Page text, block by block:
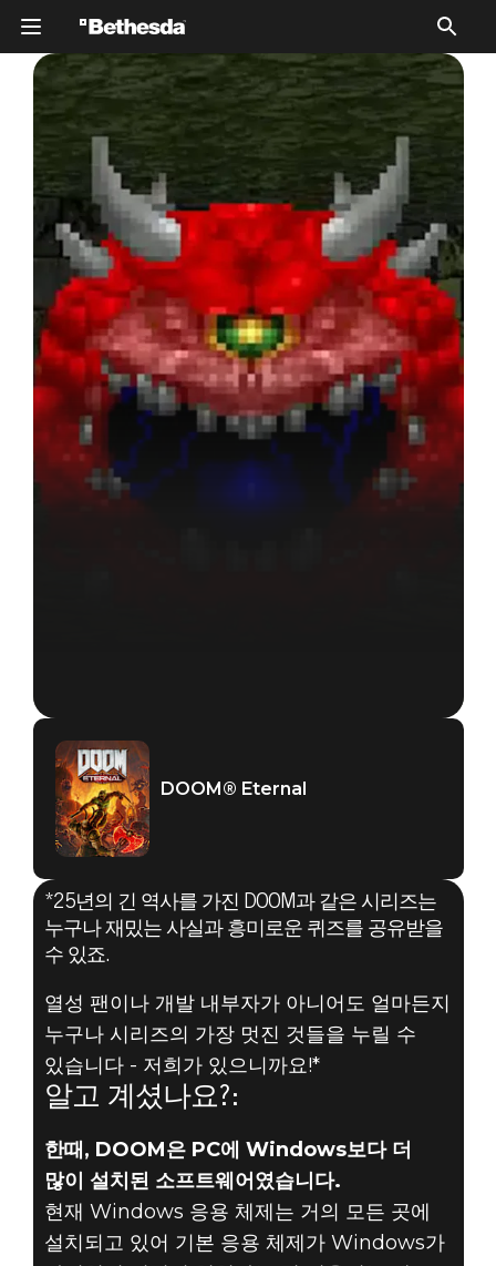
DOOM® Eternal
2019년 8월 06일
DOOM® Eternal
*25년의 긴 역사를 가진 DOOM과 같은 시리즈는
누구나 재밌는 사실과 흥미로운 퀴즈를 공유받을
수 있죠.
열성 팬이나 개발 내부자가 아니어도 얼마든지
누구나 시리즈의 가장 멋진 것들을 누릴 수
있습니다 - 저희가 있으니까요!*
알고 계셨나요?:
한때, DOOM은 PC에 Windows보다 더
많이 설치된 소프트웨어였습니다.
현재 Windows 응용 체제는 거의 모든 곳에
설치되고 있어 기본 응용 체제가 Windows가